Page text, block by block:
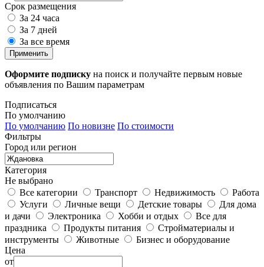
Срок размещения
За 24 часа
За 7 дней
За все время
Применить
Оформите подписку на поиск и получайте первым новые
объявления по Вашим параметрам
Подписаться
По умолчанию
По умолчанию По новизне По стоимости
Фильтры
Город или регион
Категория
Не выбрано
Все категории
Транспорт Недвижимость
Работа
Услуги
Личные вещи Детские товары
Для дома
и дачи
Электроника Хобби и отдых
Все для
праздника
Продукты питания
Стройматериалы и
инструменты
Животные
Бизнес и оборудование
Цена
от